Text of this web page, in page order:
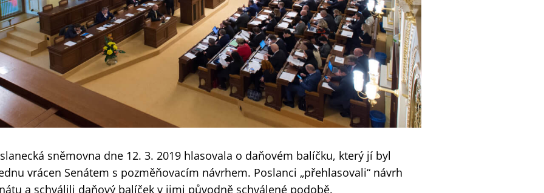
sněmovna dne 12. 3. 2019 hlasovala o daňovém balíčku, který jí byl
vrácen Senátem s pozměňovacím návrhem. Poslanci „přehlasovali“ návrh
a schválili daňový balíček v jimi původně schválené podobě.